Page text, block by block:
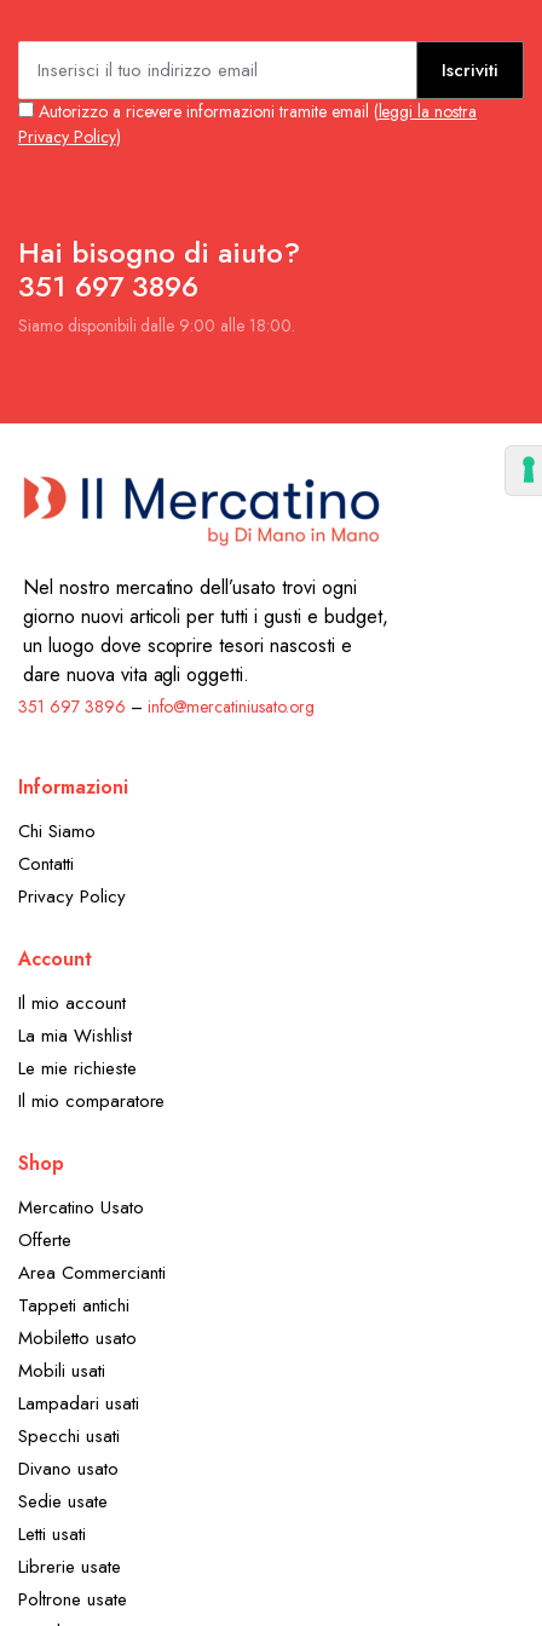
Iscriviti
Autorizzo a ricevere informazioni tramite email (leggi la nostra
Privacy Policy)
Hai bisogno di aiuto?
351 697 3896
Siamo disponibili dalle 9:00 alle 18:00.
Nel nostro mercatino dell’usato trovi ogni
giorno nuovi articoli per tutti i gusti e budget,
un luogo dove scoprire tesori nascosti e
dare nuova vita agli oggetti.
351 697 3896 – info@mercatiniusato.org
Informazioni
Chi Siamo
Contatti
Privacy Policy
Account
Il mio account
La mia Wishlist
Le mie richieste
Il mio comparatore
Shop
Mercatino Usato
Offerte
Area Commercianti
Tappeti antichi
Mobiletto usato
Mobili usati
Lampadari usati
Specchi usati
Divano usato
Sedie usate
Letti usati
Librerie usate
Poltrone usate